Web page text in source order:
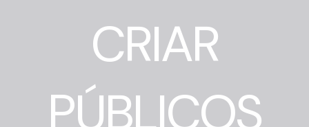
CRIAR
PÚBLICOS